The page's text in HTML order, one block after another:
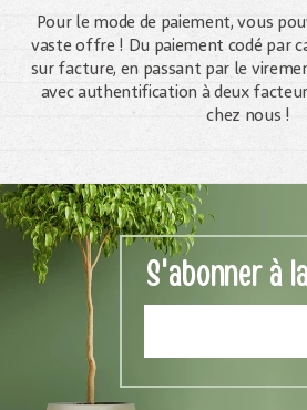
Pour le mode de paiement, vous
vaste offre ! Du paiement codé par
sur facture, en passant par le
avec authentification à deux
chez nous !
S'abonner à